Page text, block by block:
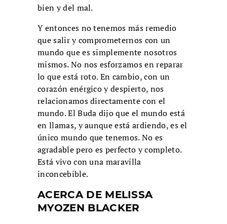
bien y del mal.
Y entonces no tenemos más remedio
que salir y comprometernos con un
mundo que es simplemente nosotros
mismos. No nos esforzamos en reparar
lo que está roto. En cambio, con un
corazón enérgico y despierto, nos
relacionamos directamente con el
mundo. El Buda dijo que el mundo está
en llamas, y aunque está ardiendo, es el
único mundo que tenemos. No es
agradable pero es perfecto y completo.
Está vivo con una maravilla
inconcebible.
ACERCA DE MELISSA
MYOZEN BLACKER